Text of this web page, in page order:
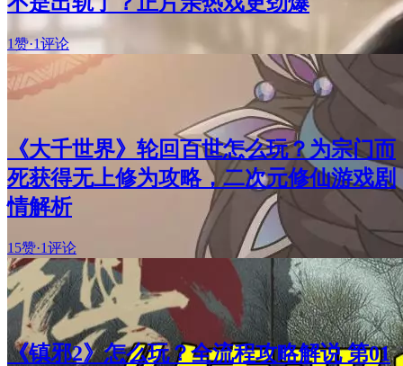
1赞·1评论
《大千世界》轮回百世怎么玩？为宗门而
死获得无上修为攻略，二次元修仙游戏剧
情解析
15赞·1评论
《镇邪2》怎么玩？全流程攻略解说 第01